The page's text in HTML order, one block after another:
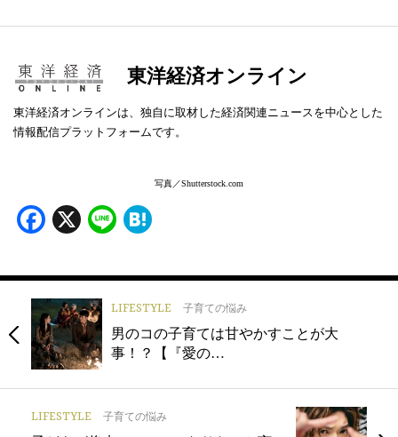
東洋経済オンライン
東洋経済オンラインは、独自に取材した経済関連ニュースを中心とした
情報配信プラットフォームです。
写真／Shutterstock.com
Facebook
X Line
LIFESTYLE 子育ての悩み
男のコの子育ては甘やかすことが大
事！？【『愛の…
LIFESTYLE 子育ての悩み